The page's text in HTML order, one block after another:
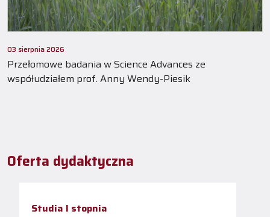
03 sierpnia 2026
Przełomowe badania w Science Advances ze
współudziałem prof. Anny Wendy-Piesik
Oferta dydaktyczna
Studia I stopnia